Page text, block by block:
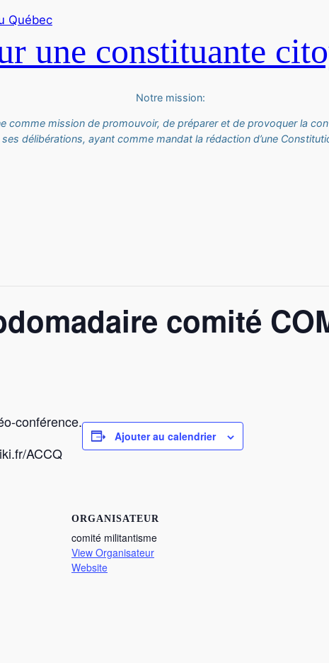
une constituante
Notre mission:
comme mission de promouvoir, de préparer et de provoquer la
délibérations, ayant comme mandat la rédaction d’une
comité
conférence.
ACCQ
Ajouter au calendrier
ORGANISATEUR
comité militantisme
View Organisateur
Website